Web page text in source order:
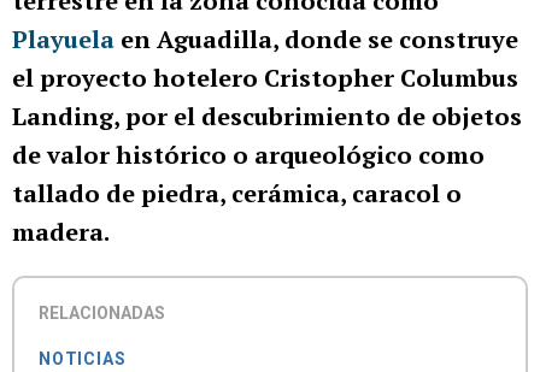
Playuela en Aguadilla, donde se construye
el proyecto hotelero Cristopher Columbus
Landing, por el descubrimiento de objetos
de valor histórico o arqueológico como
tallado de piedra, cerámica, caracol o
madera.
RELACIONADAS
NOTICIAS